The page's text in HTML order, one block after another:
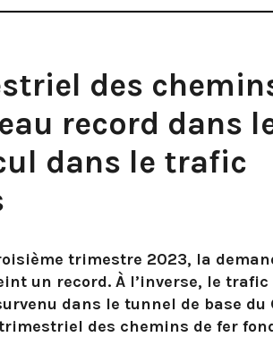
des
record dans
dans le trafic
trimestre 2023, la
un record. À l’inverse, le
dans le tunnel de base du
des chemins de fer